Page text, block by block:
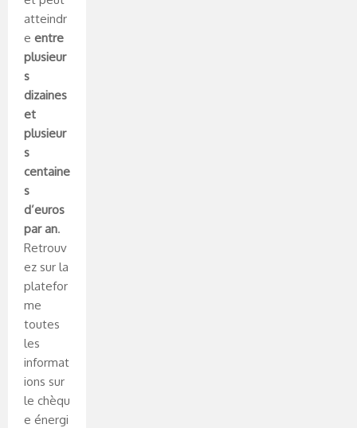
atteindr
e entre
plusieur
s
dizaines
et
plusieur
s
centaine
s
d’euros
par an.
Retrouv
ez sur la
platefor
me
toutes
les
informat
ions sur
le chèqu
e énergi